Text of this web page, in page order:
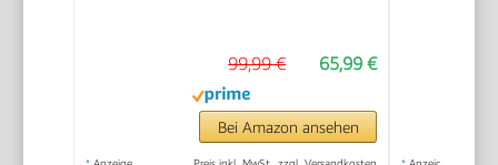
65,99 €
99,99 €
Bei Amazon ansehen